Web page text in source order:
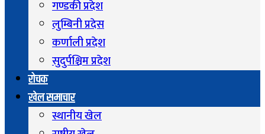
गण्डकी प्रदेश
लुम्बिनी प्रदेस
कर्णाली प्रदेश
सुदुर्पश्चिम प्रदेश
रोचक
खेल समाचार
स्थानीय खेल